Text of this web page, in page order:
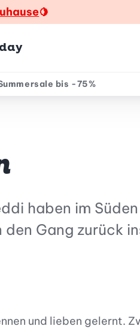
🍋
bis -75%
haben im
Gang zurück
und lieben gelernt.